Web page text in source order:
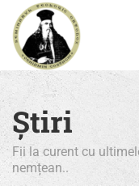
Știri
Fii la curent cu
nemțean..